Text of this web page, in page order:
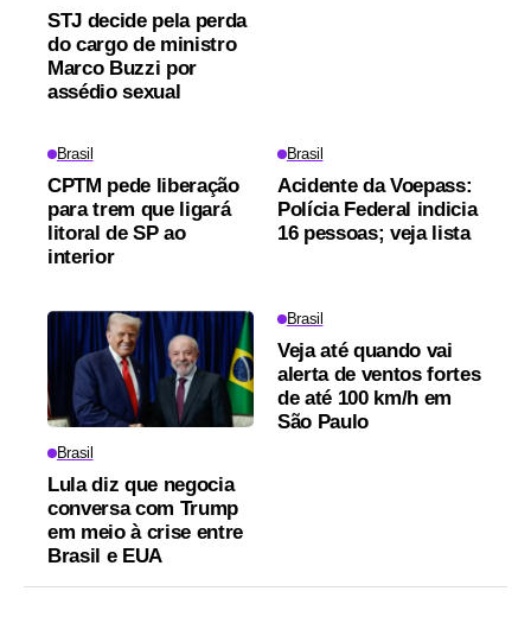
STJ decide pela perda
do cargo de ministro
Marco Buzzi por
assédio sexual
Brasil
CPTM pede liberação
para trem que ligará
litoral de SP ao
interior
Brasil
Acidente da Voepass:
Polícia Federal indicia
16 pessoas; veja lista
Brasil
Lula diz que negocia
conversa com Trump
em meio à crise entre
Brasil e EUA
Brasil
Veja até quando vai
alerta de ventos fortes
de até 100 km/h em
São Paulo